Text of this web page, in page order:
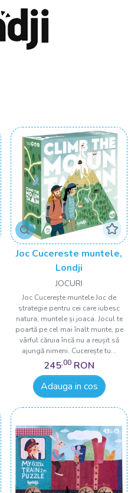
Joc Cucereste muntele,
Londji
JOCURI
Joc Cucerește muntele Joc de
strategie pentru cei care iubesc
natura, muntele și joaca. Jocul te
poartă pe cel mai înalt munte, pe
vârful căruia încă nu a reușit să
ajungă nimeni. Cucerește tu...
245,00 RON
Adauga in cos